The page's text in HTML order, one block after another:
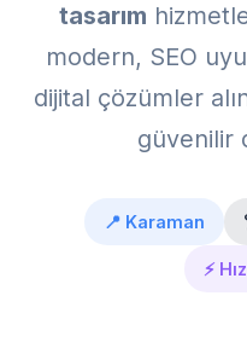
tasarım
modern, SEO
dijital çözümler
güvenilir
📍 Karaman
⚡